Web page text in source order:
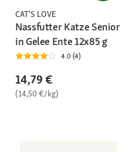
CAT'S LOVE
Nassfutter Katze Senior
in Gelee Ente 12x85 g
4.0 (4)
14,79 €
(14,50 €/kg)